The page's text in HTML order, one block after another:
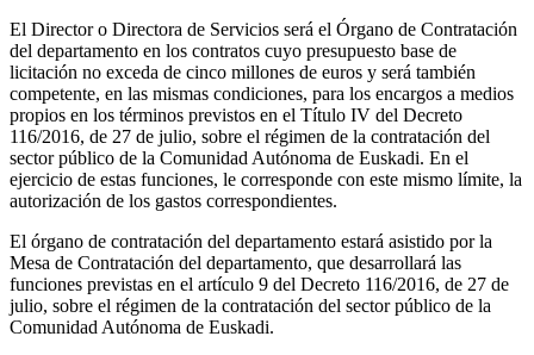
El Director o Directora de Servicios será el Órgano de Contratación
del departamento en los contratos cuyo presupuesto base de
licitación no exceda de cinco millones de euros y será también
competente, en las mismas condiciones, para los encargos a medios
propios en los términos previstos en el Título IV del Decreto
116/2016, de 27 de julio, sobre el régimen de la contratación del
sector público de la Comunidad Autónoma de Euskadi. En el
ejercicio de estas funciones, le corresponde con este mismo límite, la
autorización de los gastos correspondientes.
El órgano de contratación del departamento estará asistido por la
Mesa de Contratación del departamento, que desarrollará las
funciones previstas en el artículo 9 del Decreto 116/2016, de 27 de
julio, sobre el régimen de la contratación del sector público de la
Comunidad Autónoma de Euskadi.